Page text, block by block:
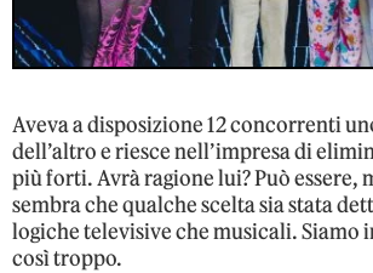
Aveva a disposizione 12 concorrenti
dell’altro e riesce nell’impresa di
più forti. Avrà ragione lui? Può essere,
sembra che qualche scelta sia stata
logiche televisive che musicali. Siamo
così troppo.